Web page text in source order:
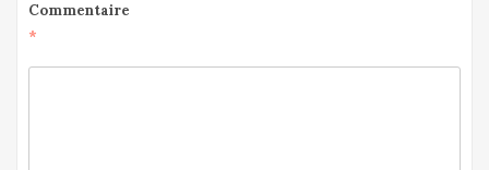
Commentaire
*